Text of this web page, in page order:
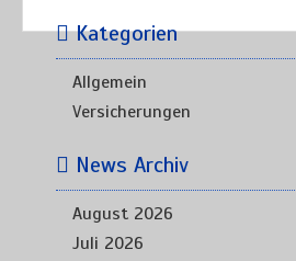
Kategorien
Allgemein
Versicherungen
News Archiv
August 2026
Juli 2026